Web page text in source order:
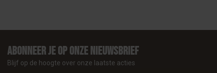
Abonneer je op onze nieuwsbrief
Blijf op de hoogte over onze laatste acties